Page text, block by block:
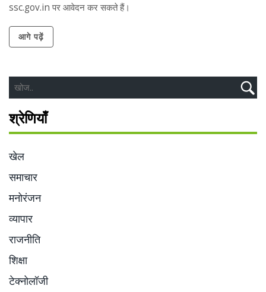
ssc.gov.in पर आवेदन कर सकते हैं।
आगे पढ़ें
श्रेणियाँ
खेल
समाचार
मनोरंजन
व्यापार
राजनीति
शिक्षा
टेक्नोलॉजी